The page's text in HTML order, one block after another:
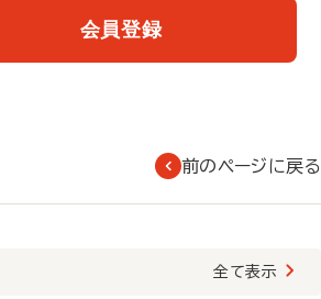
会員登録
前のページに戻る
全て表示